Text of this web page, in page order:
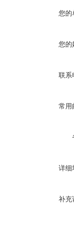
您的
您的
联系
常用
详细
补充